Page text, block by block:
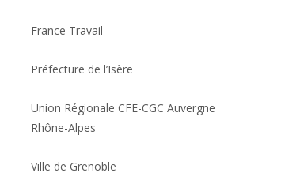
France Travail
Préfecture de l’Isère
Union Régionale CFE-CGC Auvergne
Rhône-Alpes
Ville de Grenoble